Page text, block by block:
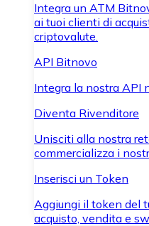
Integra un ATM
ai tuoi clienti di
criptovalute.
API Bitnovo
Integra la nostra API
Diventa Rivenditore
Unisciti alla nostra
commercializza i
Inserisci un Token
Aggiungi il token del
acquisto, vendita e